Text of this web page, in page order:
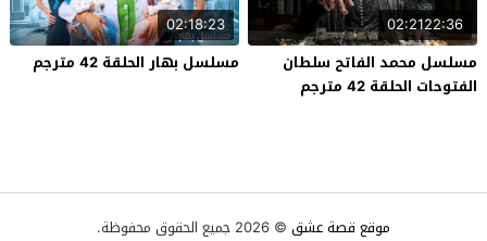
02:2122:36
مسلسل محمد الفاتح سلطان
الفتوحات الحلقة 42 مترجم
02:18:23
مسلسل بهار الحلقة 42 مترجم
موقع قصة عشق © 2026 جميع الحقوق محفوظة.